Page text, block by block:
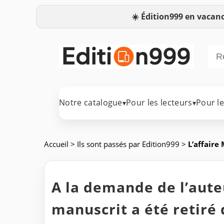
☀️ Édition999 en
Notre catalogue▾Pour les lecteurs▾Pour
Accueil > Ils sont passés par Edition999 > L’affaire
A la demande de
manuscrit a été retiré